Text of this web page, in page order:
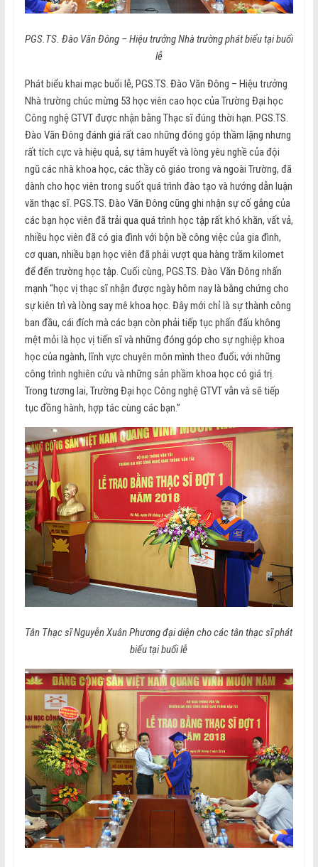
PGS.TS. Đào Văn Đông – Hiệu trưởng Nhà trường phát biểu tại buổi
lễ
Phát biểu khai mạc buổi lễ, PGS.TS. Đào Văn Đông – Hiệu trưởng
Nhà trường chúc mừng 53 học viên cao học của Trường Đại học
Công nghệ GTVT được nhận bằng Thạc sĩ đúng thời hạn. PGS.TS.
Đào Văn Đông đánh giá rất cao những đóng góp thầm lặng nhưng
rất tích cực và hiệu quả, sự tâm huyết và lòng yêu nghề của đội
ngũ các nhà khoa học, các thầy cô giáo trong và ngoài Trường, đã
dành cho học viên trong suốt quá trình đào tạo và hướng dẫn luận
văn thạc sĩ. PGS.TS. Đào Văn Đông cũng ghi nhận sự cố gắng của
các bạn học viên đã trải qua quá trình học tập rất khó khăn, vất vả,
nhiều học viên đã có gia đình với bộn bề công việc của gia đình,
cơ quan, nhiều bạn học viên đã phải vượt qua hàng trăm kilomet
để đến trường học tập. Cuối cùng, PGS.TS. Đào Văn Đông nhấn
mạnh “học vị thạc sĩ nhận được ngày hôm nay là bằng chứng cho
sự kiên trì và lòng say mê khoa học. Đây mới chỉ là sự thành công
ban đầu, cái đích mà các bạn còn phải tiếp tục phấn đấu không
mệt mỏi là học vị tiến sĩ và những đóng góp cho sự nghiệp khoa
học của ngành, lĩnh vực chuyên môn mình theo đuổi; với những
công trình nghiên cứu và những sản phầm khoa học có giá trị.
Trong tương lai, Trường Đại học Công nghệ GTVT vẫn và sẽ tiếp
tục đồng hành, hợp tác cùng các bạn.”
Tân Thạc sĩ Nguyễn Xuân Phương đại diện cho các tân thạc sĩ phát
biểu tại buổi lễ